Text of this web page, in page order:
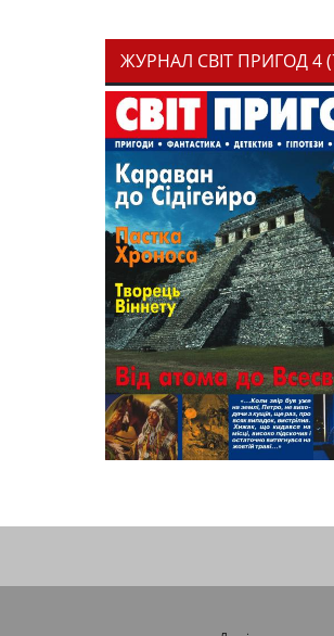
ЖУРНАЛ СВІТ ПРИГОД 4